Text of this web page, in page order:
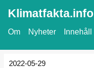
Klimatfakta.info
Om Nyheter Innehåll
2022-05-29